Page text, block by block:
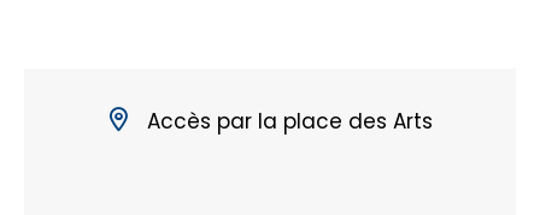
Accès par la place des Arts